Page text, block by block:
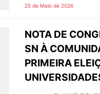
25 de Maio de 2026
NOTA DE
SN À
PRIMEIRA